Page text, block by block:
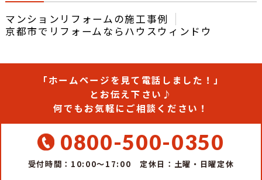
マンションリフォームの施工事例
京都市でリフォームならハウスウィンドウ
「ホームページを見て電話しました！」
とお伝え下さい♪
何でもお気軽にご相談ください！
0800-500-0350
受付時間：10:00～17:00定休日：土曜・日曜定休